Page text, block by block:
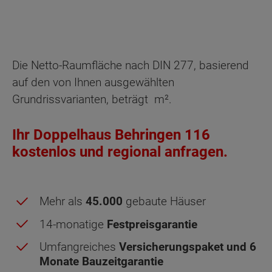
Die Netto-Raumfläche nach DIN 277, basierend
auf den von Ihnen ausgewählten
Grundrissvarianten, beträgt m².
Ihr Doppelhaus Behringen 116
kostenlos und regional anfragen.
Mehr als 45.000 gebaute Häuser
14-monatige Festpreisgarantie
Umfangreiches Versicherungspaket und 6
Monate Bauzeitgarantie